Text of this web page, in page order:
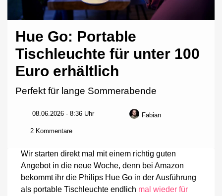
Hue Go: Portable
Tischleuchte für unter 100
Euro erhältlich
Perfekt für lange Sommerabende
08.06.2026 - 8:36 Uhr Fabian
2 Kommentarezu
Go:
Portable
Tischleuchte
für
unter
Wir starten direkt mal mit einem richtig guten
Angebot in die neue Woche, denn bei Amazon
bekommt ihr die Philips Hue Go in der Ausführung
als portable Tischleuchte endlich mal wieder für